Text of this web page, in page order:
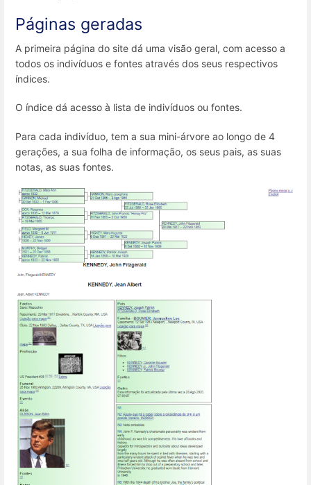
Páginas geradas
A primeira página do site dá uma visão geral, com acesso a
todos os indivíduos e fontes através dos seus respectivos
índices.
O índice dá acesso à lista de indivíduos ou fontes.
Para cada indivíduo, tem a sua mini-árvore ao longo de 4
gerações, a sua folha de informação, os seus pais, as suas
notas, as suas fontes.